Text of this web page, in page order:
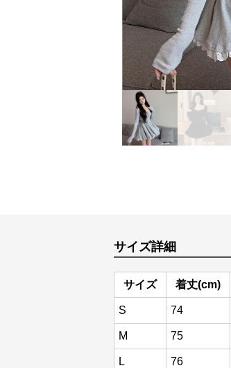
サイズ詳細
サイズ 着丈(cm)
S 74
M 75
L 76